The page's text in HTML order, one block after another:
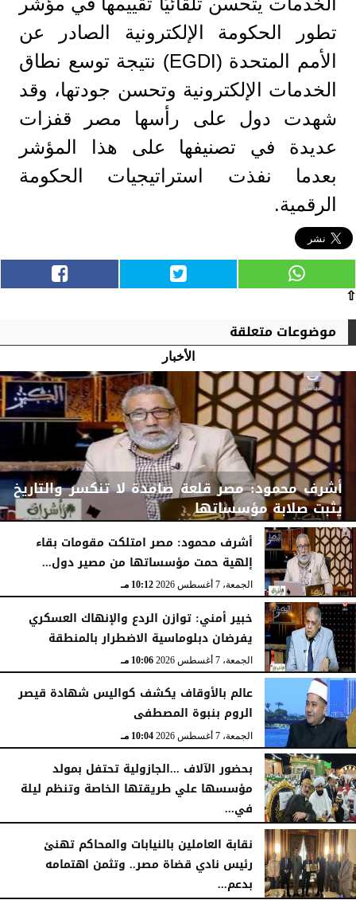
تطور الحكومة الإلكترونية الصادر عن
الأمم المتحدة (EGDI) نتيجة توسع نطاق
الخدمات الإلكترونية وتحسن جودتها، وقد
شهدت دول على رأسها مصر قفزات
عديدة في تصنيفها على هذا المؤشر
بعدما نفذت استراتيجيات الحكومة
الرقمية.
⇧
موضوعات متعلقة
الأخبار
أشرف محمود: مصر قلعة صامدة لا تنكسر والتاريخ
يثبت صلابة مؤسساتها
الجمعة، 7 أغسطس 2026 10:15 مـ
أشرف محمود: مصر امتلكت مقومات بقاء
إلهية حمت مؤسساتها من مصير دول...
الجمعة، 7 أغسطس 2026 10:12 مـ
خبير أمني: توازن الردع والإنهاك العسكري
يفرضان دبلوماسية الاضطرار بالمنطقة
الجمعة، 7 أغسطس 2026 10:06 مـ
عالم بالأوقاف يكشف كواليس شهادة قيصر
الروم بنبوة المصطفى
الجمعة، 7 أغسطس 2026 10:04 مـ
بحضور الآلاف ...الجازولية تحتفل بمولد
مؤسسها علي طريقتها الخاصة وتنظم ليلة
في...
الجمعة، 7 أغسطس 2026
نقابة العاملين بالنيابات والمحاكم تهنئ
رئيس نادي قضاة مصر.. وتثمن اهتمامه
بدعم...